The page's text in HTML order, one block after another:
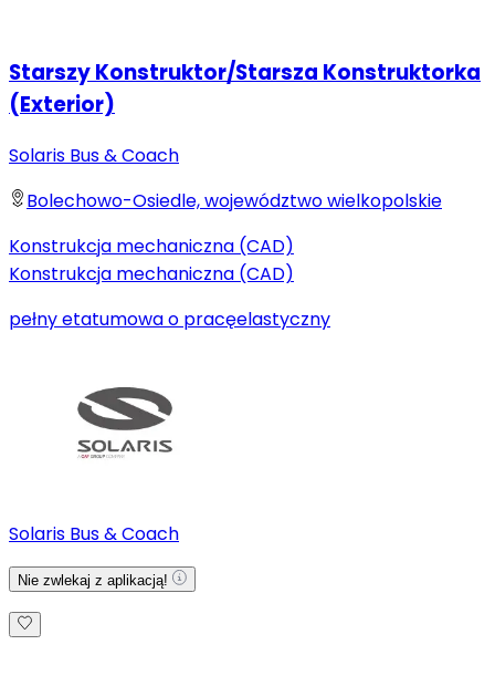
Starszy Konstruktor/Starsza Konstruktorka
(Exterior)
Solaris Bus & Coach
Bolechowo-Osiedle, województwo wielkopolskie
Konstrukcja mechaniczna (CAD)
Konstrukcja mechaniczna (CAD)
pełny etatumowa o pracęelastyczny
Solaris Bus & Coach
Nie zwlekaj z aplikacją!